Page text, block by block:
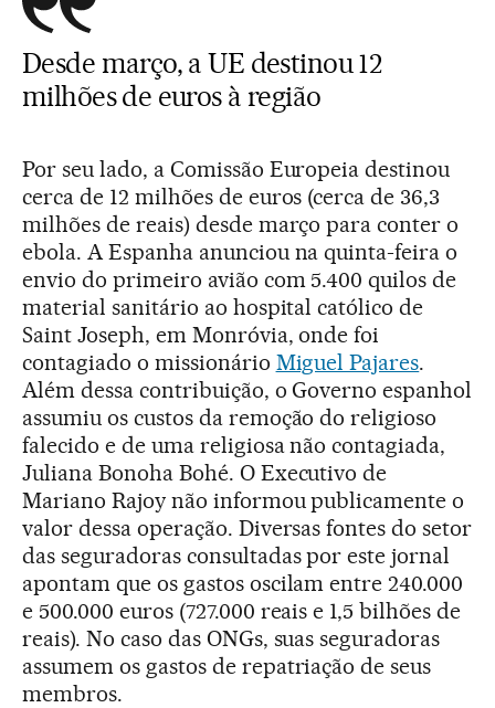
Desde março, a UE destinou 12
milhões de euros à região
Por seu lado, a Comissão Europeia destinou
cerca de 12 milhões de euros (cerca de 36,3
milhões de reais) desde março para conter o
ebola. A Espanha anunciou na quinta-feira o
envio do primeiro avião com 5.400 quilos de
material sanitário ao hospital católico de
Saint Joseph, em Monróvia, onde foi
contagiado o missionário Miguel Pajares.
Além dessa contribuição, o Governo espanhol
assumiu os custos da remoção do religioso
falecido e de uma religiosa não contagiada,
Juliana Bonoha Bohé. O Executivo de
Mariano Rajoy não informou publicamente o
valor dessa operação. Diversas fontes do setor
das seguradoras consultadas por este jornal
apontam que os gastos oscilam entre 240.000
e 500.000 euros (727.000 reais e 1,5 bilhões de
reais). No caso das ONGs, suas seguradoras
assumem os gastos de repatriação de seus
membros.